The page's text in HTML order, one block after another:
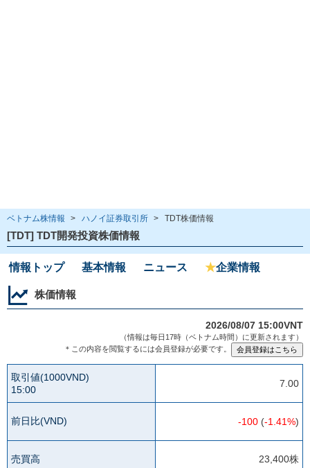
ベトナム株情報 > ハノイ証券取引所 > TDT株価情報
[TDT] TDT開発投資株価情報
情報トップ 基本情報 ニュース ★企業情報
株価情報
2026/08/07 15:00VNT
（情報は毎日17時（ベトナム時間）に更新されます）
＊この内容を閲覧するには会員登録が必要です。
取引値(1000VND)
15:00
7.00
前日比(VND) -100 (-1.41%)
売買高 23,400株